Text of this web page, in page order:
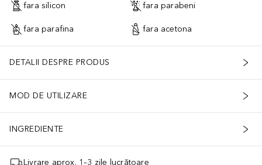
fara silicon fara parabeni
fara parafina fara acetona
DETALII DESPRE PRODUS
MOD DE UTILIZARE
INGREDIENTE
Livrare aprox. 1–3 zile lucrătoare